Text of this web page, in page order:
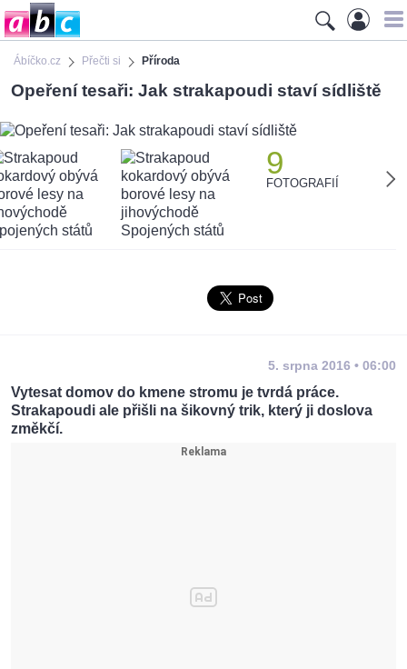
Ábíčko.cz Přečti si Příroda
Opeření tesaři: Jak strakapoudi staví sídliště
9
FOTOGRAFIÍ
5. srpna 2016 • 06:00
Vytesat domov do kmene stromu je tvrdá práce.
Strakapoudi ale přišli na šikovný trik, který ji doslova
změkčí.